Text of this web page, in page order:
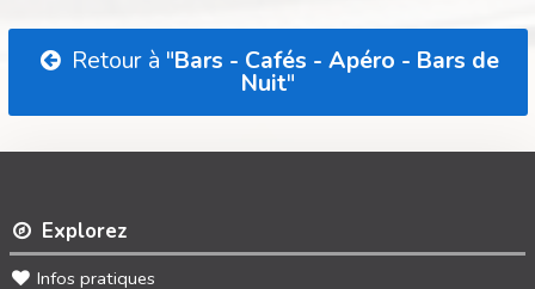
Retour à "Bars - Cafés - Apéro - Bars de
Nuit"
Explorez
Infos pratiques